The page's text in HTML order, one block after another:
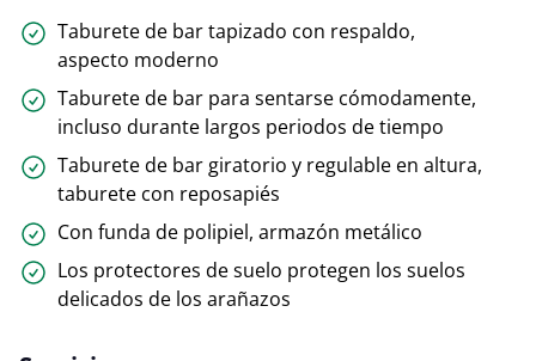
Taburete de bar tapizado con respaldo,
aspecto moderno
Taburete de bar para sentarse cómodamente,
incluso durante largos periodos de tiempo
Taburete de bar giratorio y regulable en altura,
taburete con reposapiés
Con funda de polipiel, armazón metálico
Los protectores de suelo protegen los suelos
delicados de los arañazos